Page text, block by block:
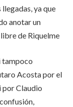
ya que
anotar un
de Riquelme
tampoco
Acosta por el
por Claudio